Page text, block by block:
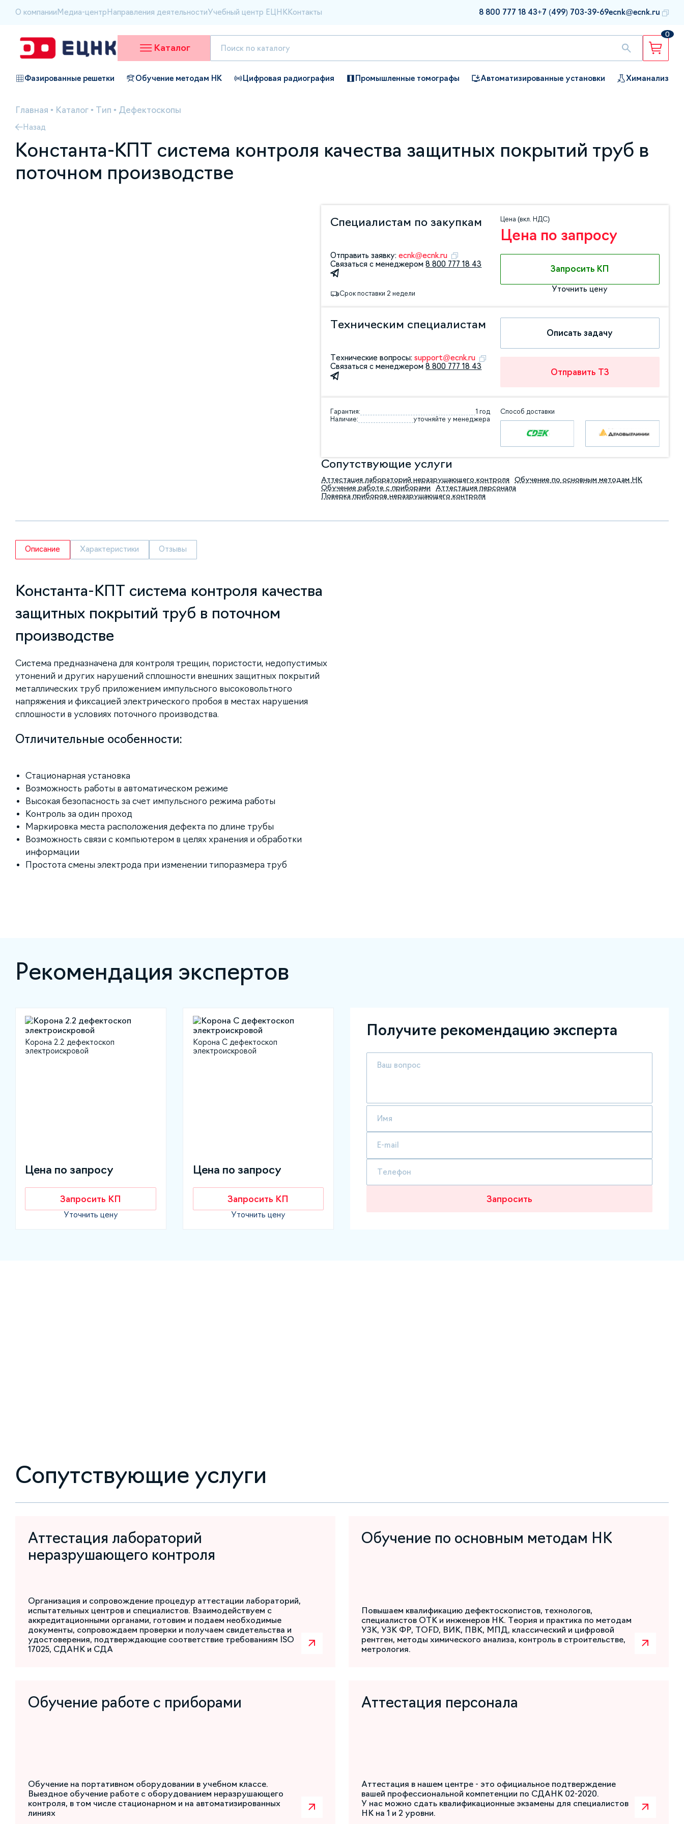
О компании Медиа-центр Направления деятельностиУчебный центр ЕЦНК Контакты 8 800 777 18 43+7 (499) 703-39-69ecnk@ecnk.ru
Каталог
0
Фазированные решетки Обучение методам НК Цифровая радиография Промышленные томографы Автоматизированные установки Химанализ
Главная • Каталог • Тип • Дефектоскопы
Назад
Константа-КПТ система контроля качества защитных покрытий труб в
поточном производстве
Специалистам по закупкам
Отправить заявку:ecnk@ecnk.ru
Связаться с менеджером8 800 777 18 43
Срок поставки 2 недели
Цена (вкл. НДС)
Цена по запросу
Запросить КП
Уточнить цену
Техническим специалистам
Технические вопросы:support@ecnk.ru
Связаться с менеджером8 800 777 18 43
Описать задачу
Отправить ТЗ
Гарантия:
1 год
Наличие:
уточняйте у менеджера
Способ доставки
Сопутствующие услуги
Аттестация лабораторий неразрушающего контроля
Обучение по основным методам НК
Обучение работе с приборами
Аттестация персонала
Поверка приборов неразрушающего контроля
Описание Характеристики Отзывы
Константа-КПТ система контроля качества
защитных покрытий труб в поточном
производстве
Система предназначена для контроля трещин, пористости, недопустимых
утонений и других нарушений сплошности внешних защитных покрытий
металлических труб приложением импульсного высоковольтного
напряжения и фиксацией электрического пробоя в местах нарушения
сплошности в условиях поточного производства.
Отличительные особенности:
Стационарная установка
Возможность работы в автоматическом режиме
Высокая безопасность за счет импульсного режима работы
Контроль за один проход
Маркировка места расположения дефекта по длине трубы
Возможность связи с компьютером в целях хранения и обработки
информации
Простота смены электрода при изменении типоразмера труб
Рекомендация экспертов
Корона 2.2 дефектоскоп
электроискровой
Цена по запросу
Запросить КП
Уточнить цену
Корона С дефектоскоп
электроискровой
Цена по запросу
Запросить КП
Уточнить цену
Получите рекомендацию эксперта
Запросить
Сопутствующие услуги
Аттестация лабораторий
неразрушающего контроля
Организация и сопровождение процедур аттестации лабораторий,
испытательных центров и специалистов. Взаимодействуем с
аккредитационными органами, готовим и подаем необходимые
документы, сопровождаем проверки и получаем свидетельства и
удостоверения, подтверждающие соответствие требованиям ISO
17025, СДАНК и СДА
Обучение по основным методам НК
Повышаем квалификацию дефектоскопистов, технологов,
специалистов ОТК и инженеров НК. Теория и практика по методам
УЗК, УЗК ФР, TOFD, ВИК, ПВК, МПД, классический и цифровой
рентген, методы химического анализа, контроль в строительстве,
метрология.
Обучение работе с приборами
Обучение на портативном оборудовании в учебном классе.
Выездное обучение работе с оборудованием неразрушающего
контроля, в том числе стационарном и на автоматизированных
линиях
Аттестация персонала
Аттестация в нашем центре - это официальное подтверждение
вашей профессиональной компетенции по СДАНК 02-2020.
У нас можно сдать квалификационные экзамены для специалистов
НК на 1 и 2 уровни.